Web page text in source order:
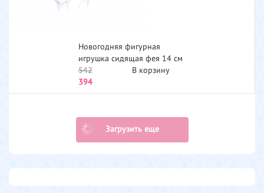
Новогодняя фигурная
игрушка сидящая фея 14 см
Snowmen Е71016...
542
394
В корзину
Загрузить еще